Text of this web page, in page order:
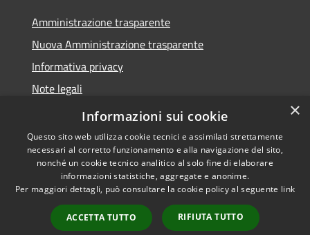
Amministrazione trasparente
Nuova Amministrazione trasparente
Informativa privacy
Note legali
Dichiarazione di accessibilità
Accessibilità
Copyright © 2026 • Comune di
Danta di Cadore • Powered by
Municipium•
Accesso
redazione
×
Informazioni sui cookie
Questo sito web utilizza cookie tecnici e assimilati strettamente
necessari al corretto funzionamento e alla navigazione del sito,
nonché un cookie tecnico analitico al solo fine di elaborare
informazioni statistiche, aggregate e anonime.
Per maggiori dettagli, può consultare la cookie policy al seguente link
ACCETTA TUTTO RIFIUTA TUTTO